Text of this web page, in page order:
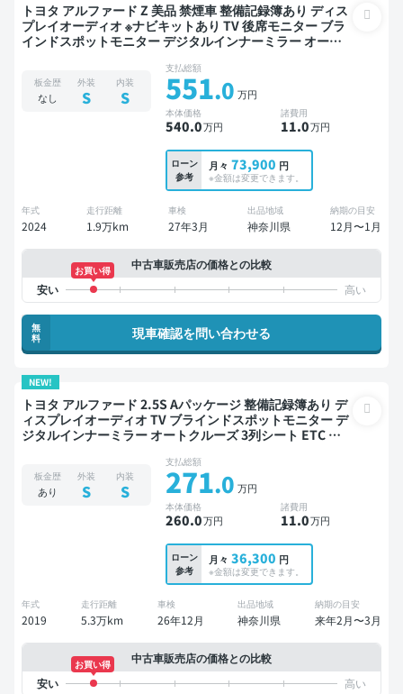
トヨタ アルファード Z 美品 禁煙車 整備記録簿あり ディス
プレイオーディオ ※ナビキットあり TV 後席モニター ブラ
インドスポットモニター デジタルインナーミラー オート
モニター 全方位カメラ ドライブレコーダー 衝突軽減 両側
電動スライドドア 7人乗り
板金歴
なし
外装
S
内装
S
支払総額
551.0 万円
本体価格
540.0万円
諸費用
11.0万円
ローン
参考
月々 73,900 円
※金額は変更できます。
年式
2024
走行距離
1.9万km
車検
27年3月
出品地域
神奈川県
納期の目安
12月〜1月
中古車販売店の価格との比較
お買い得
無
料
現車確認を問い合わせる
NEW!
トヨタ アルファード 2.5S Aパッケージ 整備記録簿あり デ
ィスプレイオーディオ TV ブラインドスポットモニター デ
ジタルインナーミラー オートクルーズ 3列シート ETC バ
板金歴
あり
外装
S
内装
S
支払総額
271.0 万円
本体価格
260.0万円
諸費用
11.0万円
ローン
参考
月々 36,300 円
※金額は変更できます。
年式
2019
走行距離
5.3万km
車検
26年12月
出品地域
神奈川県
納期の目安
来年2月〜3月
中古車販売店の価格との比較
お買い得